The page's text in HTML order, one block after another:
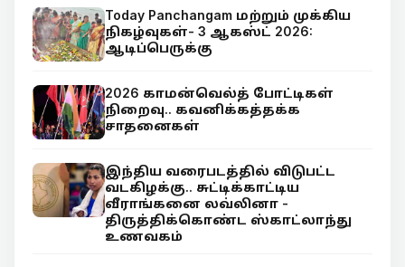
Today Panchangam மற்றும் முக்கிய
நிகழ்வுகள்- 3 ஆகஸ்ட் 2026:
ஆடிப்பெருக்கு
2026 காமன்வெல்த் போட்டிகள்
நிறைவு.. கவனிக்கத்தக்க
சாதனைகள்
இந்திய வரைபடத்தில் விடுபட்ட
வடகிழக்கு.. சுட்டிக்காட்டிய
வீராங்கனை லவ்லினா -
திருத்திக்கொண்ட ஸ்காட்லாந்து
உணவகம்